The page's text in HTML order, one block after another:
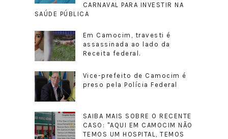
CARNAVAL PARA INVESTIR NA
SAÚDE PÚBLICA
Em Camocim, travesti é
assassinada ao lado da
Receita federal.
Vice-prefeito de Camocim é
preso pela Polícia Federal
SAIBA MAIS SOBRE O RECENTE
CASO: "AQUI EM CAMOCIM NÃO
TEMOS UM HOSPITAL, TEMOS